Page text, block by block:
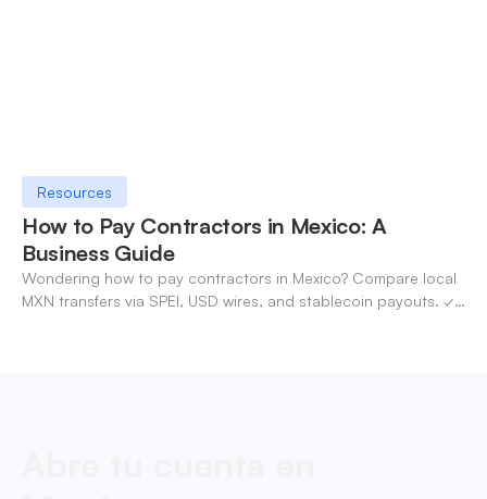
Resources
How to Pay Contractors in Mexico: A
Business Guide
Wondering how to pay contractors in Mexico? Compare local
MXN transfers via SPEI, USD wires, and stablecoin payouts. ✓